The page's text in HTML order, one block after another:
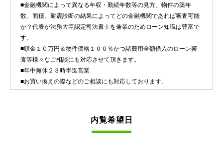
■金融機関によって異なる年収・勤続年数等の見方、物件の築年
数、面積、耐震診断の結果によってどの金融機関であれば審査可能
か？代表が法務大臣認定司法書士を兼業のためローン知識は豊富で
す。
■頭金１０万円＆物件価格１００％かつ諸費用全額借入のローン審
査等様々なご相談にも対応させて頂きます。
■年中無休２３時半迄営業
■お買い換えの際などのご相談にも対応しております。
内覧希望日